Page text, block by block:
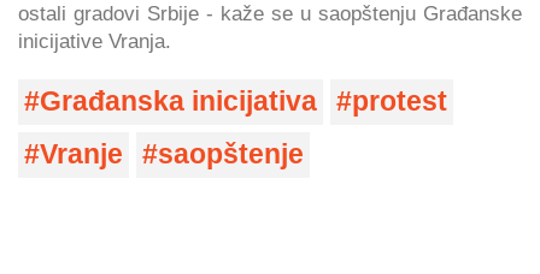
ostali gradovi Srbije - kaže se u saopštenju Građanske
inicijative Vranja.
Građanska inicijativa
protest
Vranje
saopštenje